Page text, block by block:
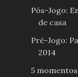
Pós-Jogo:
de casa
Pré-Jogo:
2014
5